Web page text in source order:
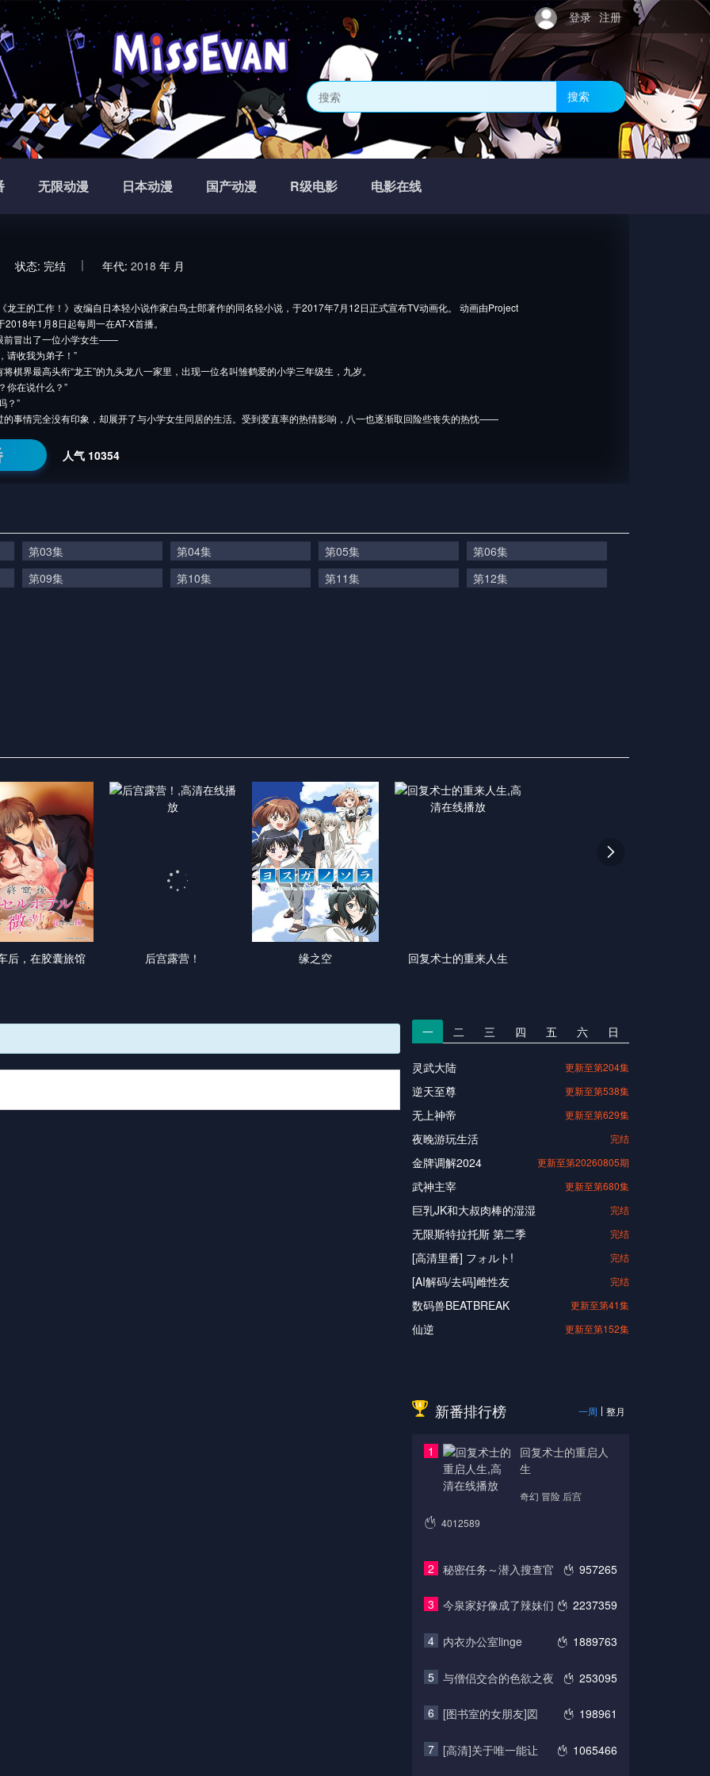
登录 注册
搜索
无限动漫 日本动漫 国产动漫 R级电影 电影在线
状态: 完结 年代: 2018 年 月
龙王的工作！》改编自日本轻小说作家白鸟士郎著作的同名轻小说，于2017年7月12日正式宣布TV动画化。 动画由Project
年1月8日起每周一在AT-X首播。
前冒出了一位小学女生——
请收我为弟子！”
棋界最高头衔“龙王”的九头龙八一家里，出现一位名叫雏鹤爱的小学三年级生，九岁。
在说什么？”
？”
的事情完全没有印象，却展开了与小学女生同居的生活。受到爱直率的热情影响，八一也逐渐取回险些丧失的热忱——
人气 10354
第03集 第04集 第05集
第06集
第09集
第10集 第11集 第12集
后，在胶囊旅馆 后宫露营！ 缘之空 回复术士的重来人生

一 二 三 四 五 六 日
灵武大陆 更新至第204集
逆天至尊 更新至第538集
无上神帝 更新至第629集
夜晚游玩生活 完结
金牌调解2024 更新至第20260805期
武神主宰 更新至第680集
巨乳JK和大叔肉棒的湿湿 完结
无限斯特拉托斯 第二季 完结
[高清里番] フォルト! 完结
[AI解码/去码]雌性友 完结
数码兽BEATBREAK 更新至第41集
仙逆 更新至第152集
新番排行榜 一周 整月
1
回复术士的重启人
生
奇幻 冒险 后宫
4012589
2 957265
秘密任务～潜入搜查官
3 2237359
今泉家好像成了辣妹们
4 1889763
内衣办公室linge
5 253095
与僧侣交合的色欲之夜
6 198961
[图书室的女朋友]図
7 1065466
[高清]关于唯一能让